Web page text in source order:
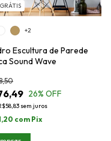
GRÁTIS
Escultura de Parede
Sound Wave
26% OFF
sem juros
com Pix
+2